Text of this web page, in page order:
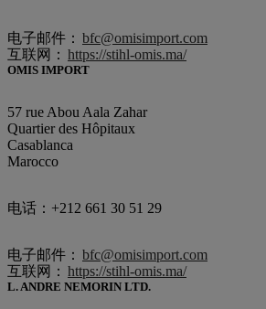
电子邮件： bfc@omisimport.com
互联网： https://stihl-omis.ma/
OMIS IMPORT
57 rue Abou Aala Zahar
Quartier des Hôpitaux
Casablanca
Marocco
电话：+212 661 30 51 29
电子邮件： bfc@omisimport.com
互联网： https://stihl-omis.ma/
L. ANDRE NEMORIN LTD.